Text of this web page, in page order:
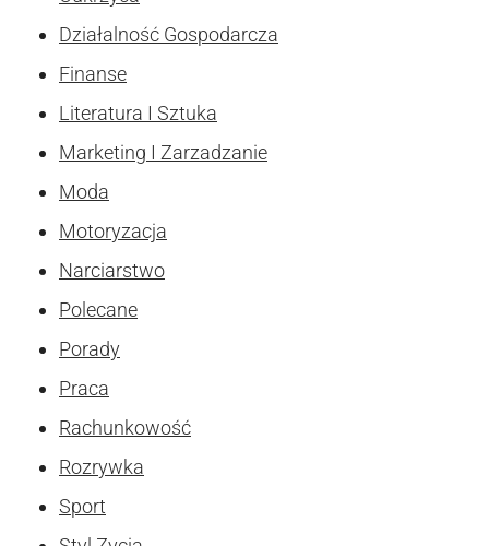
Działalność Gospodarcza
Finanse
Literatura I Sztuka
Marketing I Zarzadzanie
Moda
Motoryzacja
Narciarstwo
Polecane
Porady
Praca
Rachunkowość
Rozrywka
Sport